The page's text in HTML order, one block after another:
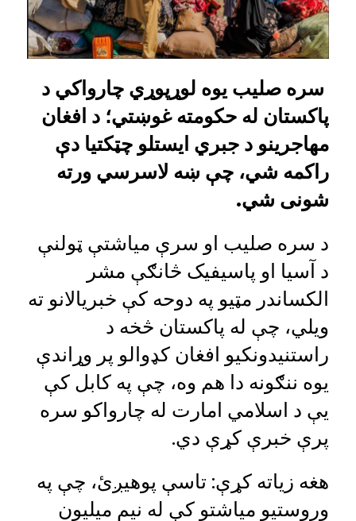
سره صلیب یوه لوړپوړي چارواکي د
پاکستان له حکومته غوښتي؛ د افغان
مهاجرینو د جبري ایستلو چټکتیا دې
راکمه شي، چې ښه لاسرسي ورته
شونی شي.
د سره صلیب او سرې میاشتې ټولنې
د آسیا او پاسیفیک څانګې مشر
الکساندر مټیو په دوحه کې خبریالانو ته
ویلي، چې له پاکستان څخه د
راستنیدونکیو افغان کډوالو پر وړاندې
یوه ننګونه دا هم وه، چې په کابل کې
یې د اسلامي امارت له چارواکو سره
پرې خبرې کړې دي.
هغه زیاته کړې: تاسې پوهیږئ، چې په
وروستیو میاشتو کې له نیم میلیون